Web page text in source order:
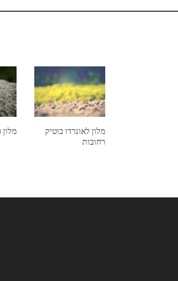
מלון
מלון לאונרדו בוטיק
רחובות